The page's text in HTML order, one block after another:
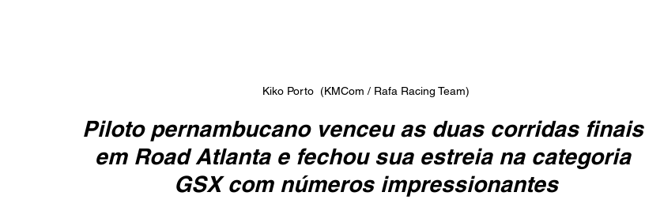
Kiko Porto  (KMCom / Rafa Racing Team)
Piloto pernambucano venceu as duas corridas finais
em Road Atlanta e fechou sua estreia na categoria
GSX com números impressionantes